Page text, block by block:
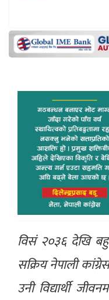
विसं २०३६ देखि
सक्रिय नेपाली
उनी विद्यार्थी